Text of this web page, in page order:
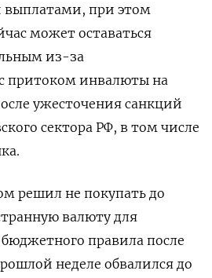
при этом
может оставаться
из-за
притоком инвалюты на
ужесточения санкций
сектора РФ, в том числе
решил не покупать до
валюту для
правила после
неделе обвалился до